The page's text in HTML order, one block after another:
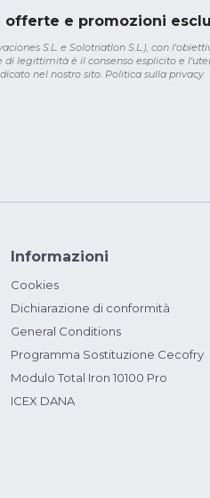
e promozioni
S.L. e Solotriatlon S.L.), con
legittimità è il consenso esplicito e
nel nostro sito. Politica sulla privacy
Informazioni
Cookies
Dichiarazione di conformità
General Conditions
Programma Sostituzione Cecofry
Modulo Total Iron 10100 Pro
ICEX DANA